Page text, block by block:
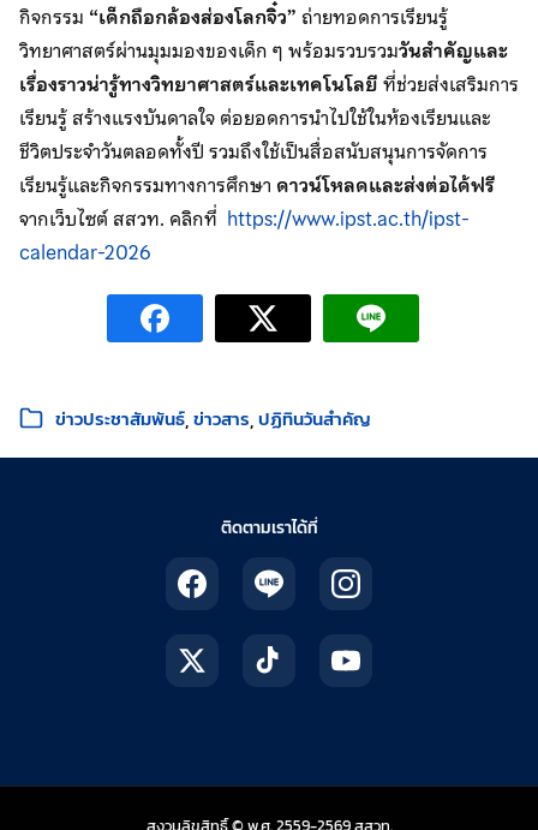
กิจกรรม “เด็กถือกล้องส่องโลกจิ๋ว”ถ่ายทอดการเรียนรู้
วิทยาศาสตร์ผ่านมุมมองของเด็ก ๆ พร้อมรวบรวมวันสำคัญและ
เรื่องราวน่ารู้ทางวิทยาศาสตร์และเทคโนโลยีที่ช่วยส่งเสริมการ
เรียนรู้ สร้างแรงบันดาลใจ ต่อยอดการนำไปใช้ในห้องเรียนและ
ชีวิตประจำวันตลอดทั้งปี รวมถึงใช้เป็นสื่อสนับสนุนการจัดการ
เรียนรู้และกิจกรรมทางการศึกษา ดาวน์โหลดและส่งต่อได้ฟรี
จากเว็บไซต์ สสวท. คลิกที่ https://www.ipst.ac.th/ipst-
calendar-2026
หมวดหมู่:
ข่าวประชาสัมพันธ์ ข่าวสาร ปฏิทินวันสำคัญ
ติดตามเราได้ที่
สงวนลิขสิทธิ์ © พ.ศ. 2559-2569สสวท.สถาบันส่งเสริมการสอ